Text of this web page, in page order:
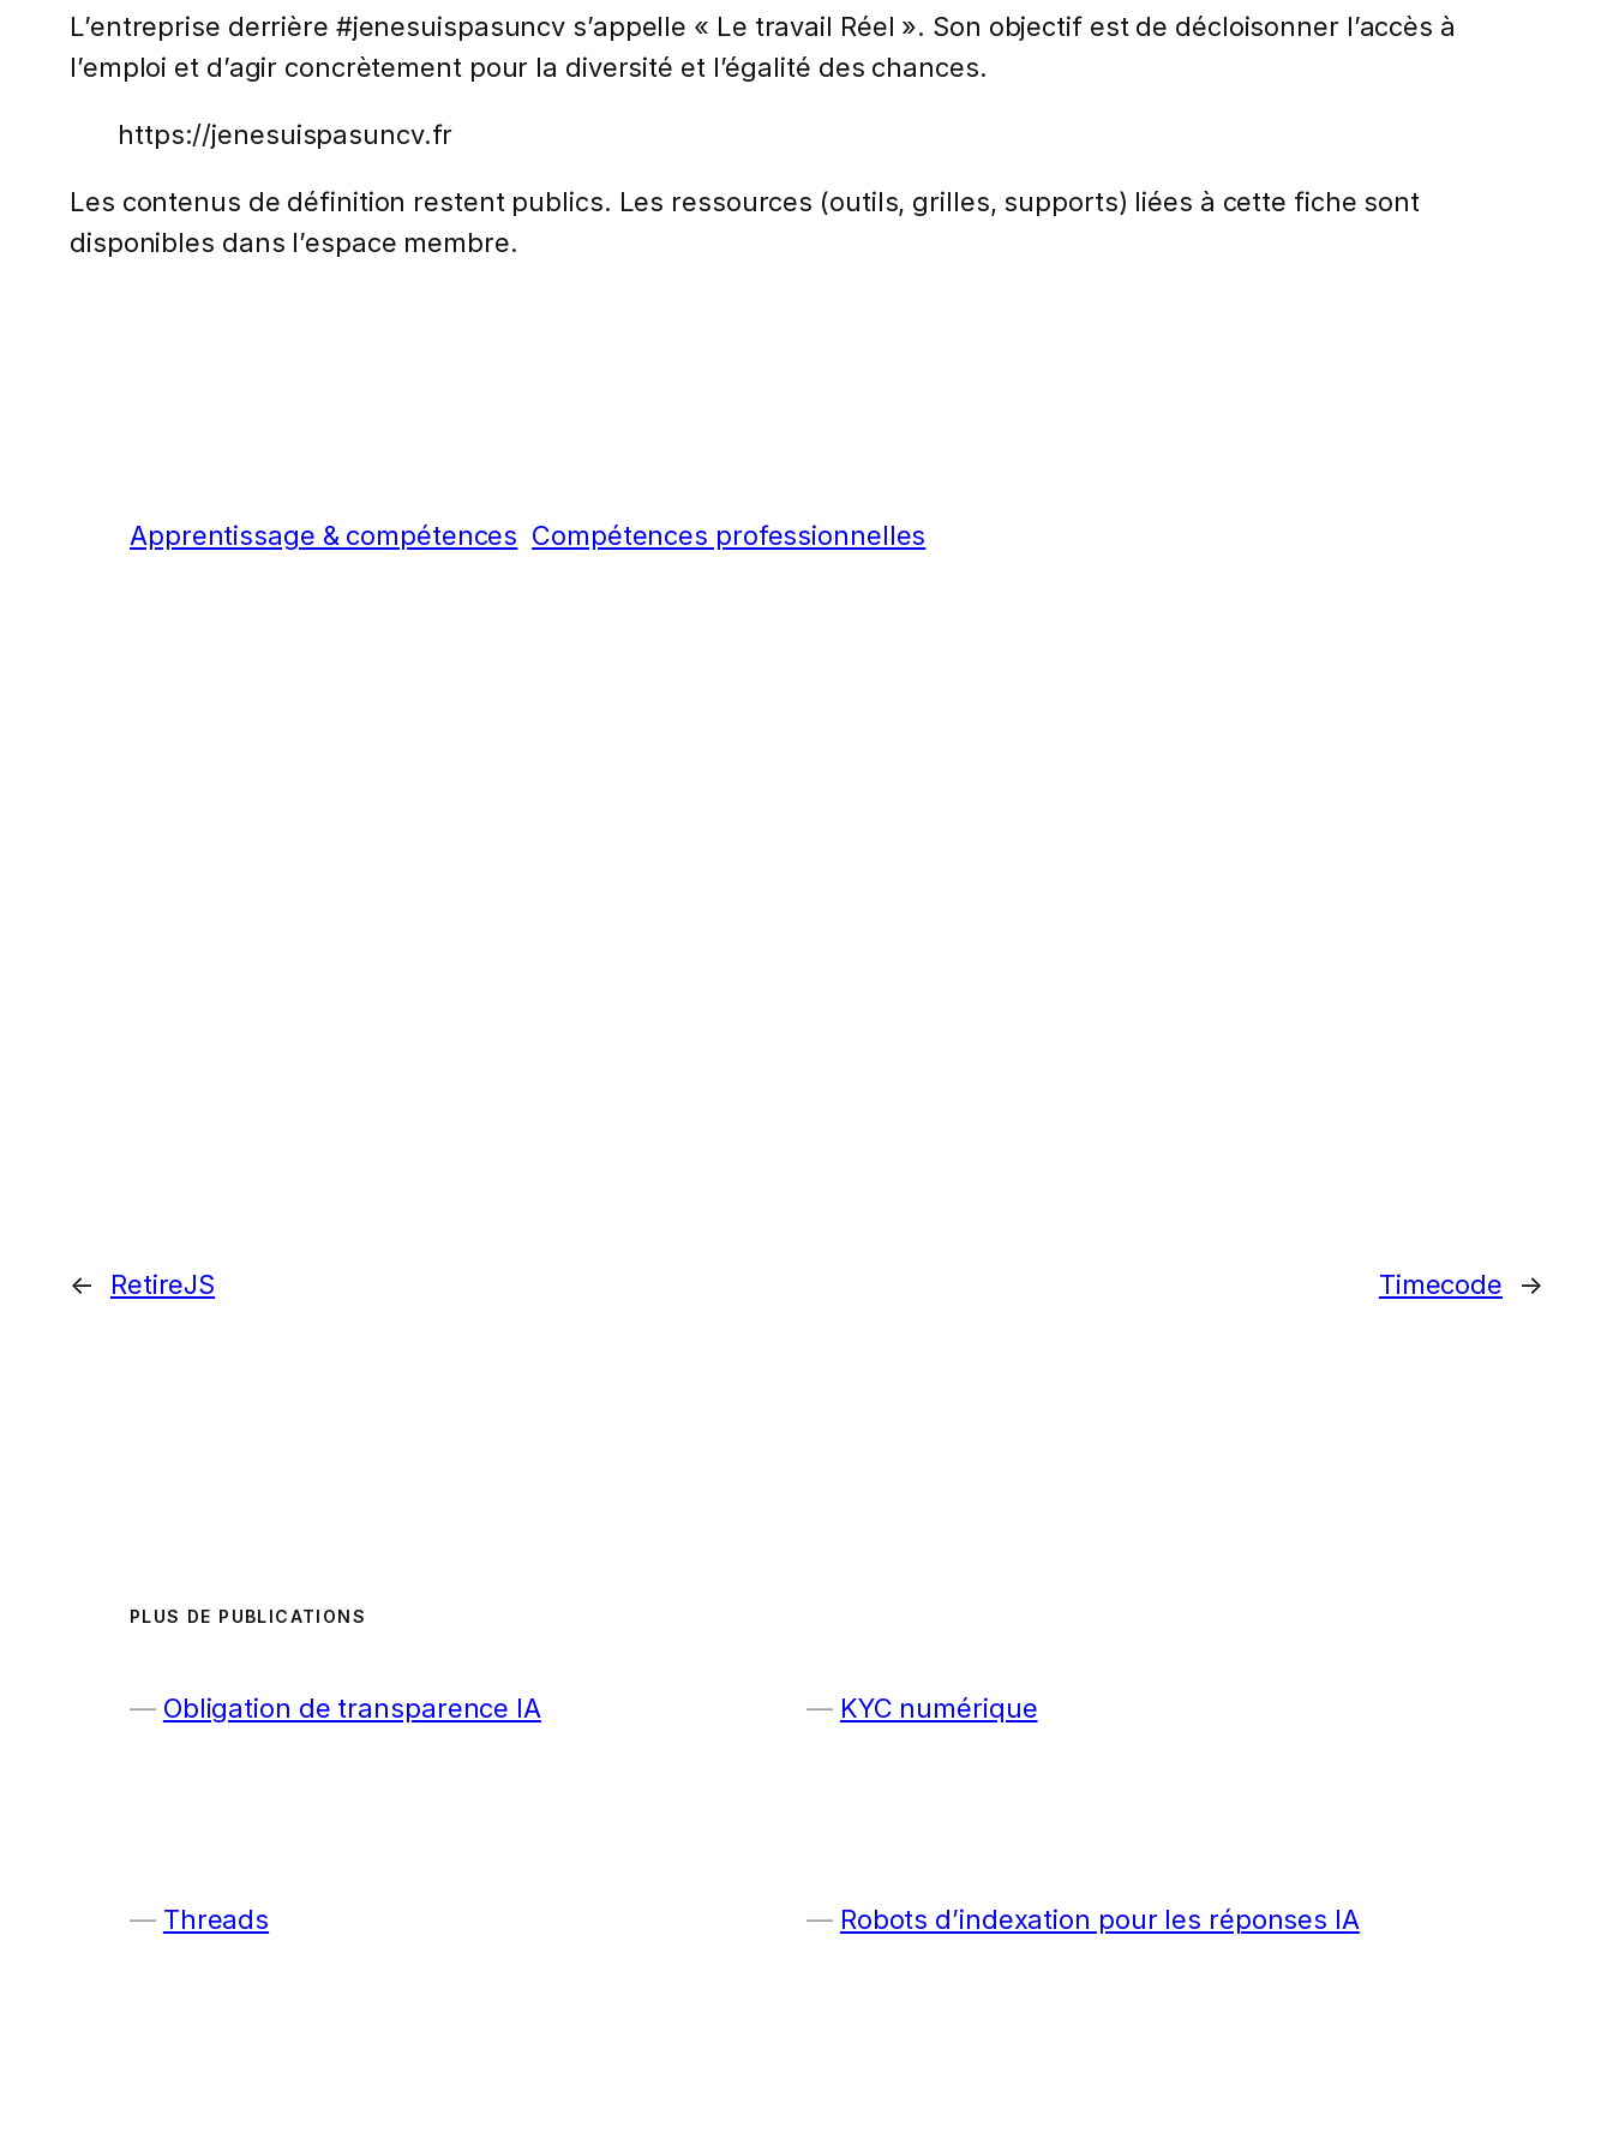
L’entreprise derrière #jenesuispasuncv s’appelle « Le travail Réel ». Son objectif est de décloisonner l’accès à
l’emploi et d’agir concrètement pour la diversité et l’égalité des chances.
https://jenesuispasuncv.fr
Les contenus de définition restent publics. Les ressources (outils, grilles, supports) liées à cette fiche sont
disponibles dans l’espace membre.
Apprentissage & compétences Compétences professionnelles
← RetireJS Timecode →
PLUS DE PUBLICATIONS
Obligation de transparence IA KYC numérique
Threads Robots d’indexation pour les réponses IA